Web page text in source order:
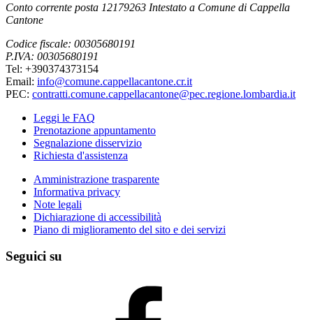
Conto corrente posta 12179263 Intestato a Comune di Cappella
Cantone
Codice fiscale: 00305680191
P.IVA: 00305680191
Tel: +390374373154
Email: info@comune.cappellacantone.cr.it
PEC: contratti.comune.cappellacantone@pec.regione.lombardia.it
Leggi le FAQ
Prenotazione appuntamento
Segnalazione disservizio
Richiesta d'assistenza
Amministrazione trasparente
Informativa privacy
Note legali
Dichiarazione di accessibilità
Piano di miglioramento del sito e dei servizi
Seguici su